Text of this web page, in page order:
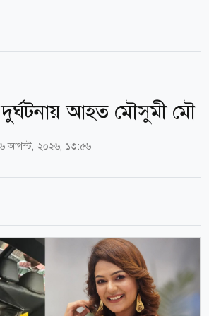
আহত মৌসুমী মৌ
আগস্ট, ২০২৬, ১৩:৫৬